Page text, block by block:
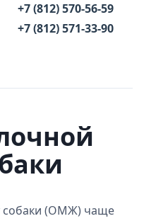
+7 (812) 570-56-59
+7 (812) 571-33-90
собаки (ОМЖ) чаще